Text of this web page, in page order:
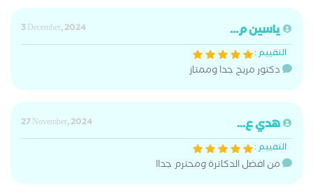
ياسين م...
3 December, 2024
التقييم :
دكتور مريح جدا وممتاز
هدي ع...
27 November, 2024
التقييم :
من افضل الدكاترة ومحترم جداا